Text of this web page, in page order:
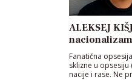
ALEKSEJ
Fanatična
sklizne u
nacije i rase. Ne